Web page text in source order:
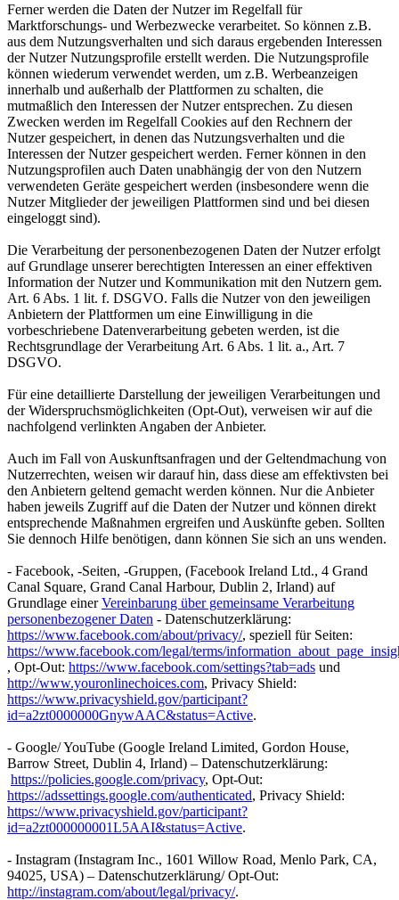
Ferner werden die Daten der Nutzer im Regelfall für
Marktforschungs- und Werbezwecke verarbeitet. So können z.B.
aus dem Nutzungsverhalten und sich daraus ergebenden Interessen
der Nutzer Nutzungsprofile erstellt werden. Die Nutzungsprofile
können wiederum verwendet werden, um z.B. Werbeanzeigen
innerhalb und außerhalb der Plattformen zu schalten, die
mutmaßlich den Interessen der Nutzer entsprechen. Zu diesen
Zwecken werden im Regelfall Cookies auf den Rechnern der
Nutzer gespeichert, in denen das Nutzungsverhalten und die
Interessen der Nutzer gespeichert werden. Ferner können in den
Nutzungsprofilen auch Daten unabhängig der von den Nutzern
verwendeten Geräte gespeichert werden (insbesondere wenn die
Nutzer Mitglieder der jeweiligen Plattformen sind und bei diesen
eingeloggt sind).
Die Verarbeitung der personenbezogenen Daten der Nutzer erfolgt
auf Grundlage unserer berechtigten Interessen an einer effektiven
Information der Nutzer und Kommunikation mit den Nutzern gem.
Art. 6 Abs. 1 lit. f. DSGVO. Falls die Nutzer von den jeweiligen
Anbietern der Plattformen um eine Einwilligung in die
vorbeschriebene Datenverarbeitung gebeten werden, ist die
Rechtsgrundlage der Verarbeitung Art. 6 Abs. 1 lit. a., Art. 7
DSGVO.
Für eine detaillierte Darstellung der jeweiligen Verarbeitungen und
der Widerspruchsmöglichkeiten (Opt-Out), verweisen wir auf die
nachfolgend verlinkten Angaben der Anbieter.
Auch im Fall von Auskunftsanfragen und der Geltendmachung von
Nutzerrechten, weisen wir darauf hin, dass diese am effektivsten bei
den Anbietern geltend gemacht werden können. Nur die Anbieter
haben jeweils Zugriff auf die Daten der Nutzer und können direkt
entsprechende Maßnahmen ergreifen und Auskünfte geben. Sollten
Sie dennoch Hilfe benötigen, dann können Sie sich an uns wenden.
- Facebook, -Seiten, -Gruppen, (Facebook Ireland Ltd., 4 Grand
Canal Square, Grand Canal Harbour, Dublin 2, Irland) auf
Grundlage einerVereinbarung über gemeinsame Verarbeitung
personenbezogener Daten - Datenschutzerklärung:
https://www.facebook.com/about/privacy/, speziell für Seiten:
https://www.facebook.com/legal/terms/
, Opt-Out: https://www.facebook.com/settings?tab=ads und
http://www.youronlinechoices.com, Privacy Shield:
https://www.privacyshield.gov/participant?
id=a2zt0000000GnywAAC&status=Active.
- Google/ YouTube (Google Ireland Limited, Gordon House,
Barrow Street, Dublin 4, Irland) – Datenschutzerklärung:
https://policies.google.com/privacy, Opt-Out:
https://adssettings.google.com/authenticated, Privacy Shield:
https://www.privacyshield.gov/participant?
id=a2zt000000001L5AAI&status=Active.
- Instagram (Instagram Inc., 1601 Willow Road, Menlo Park, CA,
94025, USA) – Datenschutzerklärung/ Opt-Out:
http://instagram.com/about/legal/privacy/.